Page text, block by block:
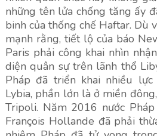
những tên lửa chống tăng ấy
binh của thống chế Haftar. Dù
mạnh rằng, tiết lộ của báo
Paris phải công khai nhìn
diện quân sự trên lãnh thổ
Pháp đã triển khai nhiều
Lybia, phần lớn là ở miền
Tripoli. Năm 2016 nước
François Hollande đã phải